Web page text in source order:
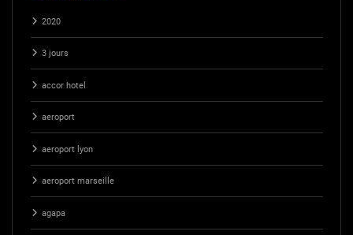
2020
3 jours
accor hotel
aeroport
aeroport lyon
aeroport marseille
agapa